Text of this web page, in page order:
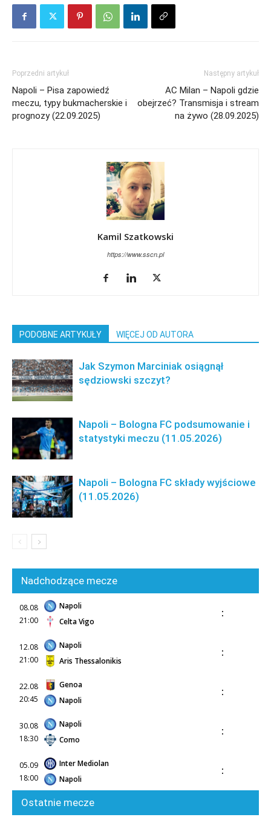
Poprzedni artykuł
Napoli – Pisa zapowiedź
meczu, typy bukmacherskie i
prognozy (22.09.2025)
Następny artykuł
AC Milan – Napoli gdzie
obejrzeć? Transmisja i stream
na żywo (28.09.2025)
Kamil Szatkowski
https://www.sscn.pl
PODOBNE ARTYKUŁY WIĘCEJ OD AUTORA
Jak Szymon Marciniak osiągnął
sędziowski szczyt?
Napoli – Bologna FC podsumowanie i
statystyki meczu (11.05.2026)
Napoli – Bologna FC składy wyjściowe
(11.05.2026)
Nadchodzące mecze
08.08
21:00
Napoli
Celta Vigo
:
12.08
21:00
Napoli
Aris Thessalonikis
:
22.08
20:45
Genoa
Napoli
:
30.08
18:30
Napoli
Como
:
05.09
18:00
Inter Mediolan
Napoli
:
Ostatnie mecze